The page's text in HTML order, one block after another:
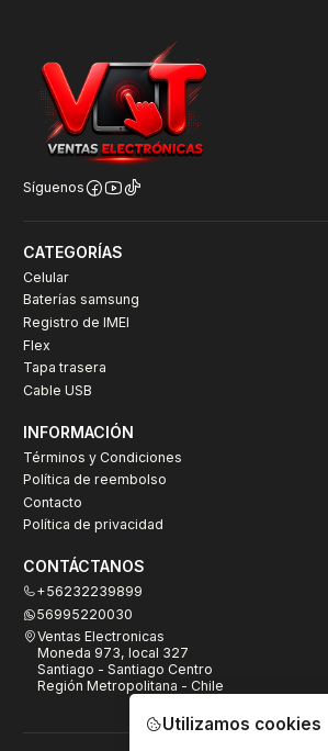
Síguenos
CATEGORÍAS
Celular
Baterías samsung
Registro de IMEI
Flex
Tapa trasera
Cable USB
INFORMACIÓN
Términos y Condiciones
Política de reembolso
Contacto
Política de privacidad
CONTÁCTANOS
+56232239899
56995220030
Ventas Electronicas
Moneda 973, local 327
Santiago - Santiago Centro
Región Metropolitana - Chile
Utilizamos cookies